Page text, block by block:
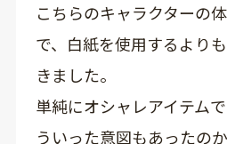
こちらのキャラクターの
で、白紙を使用するより
きました。
単純にオシャレアイテム
ういった意図もあったの